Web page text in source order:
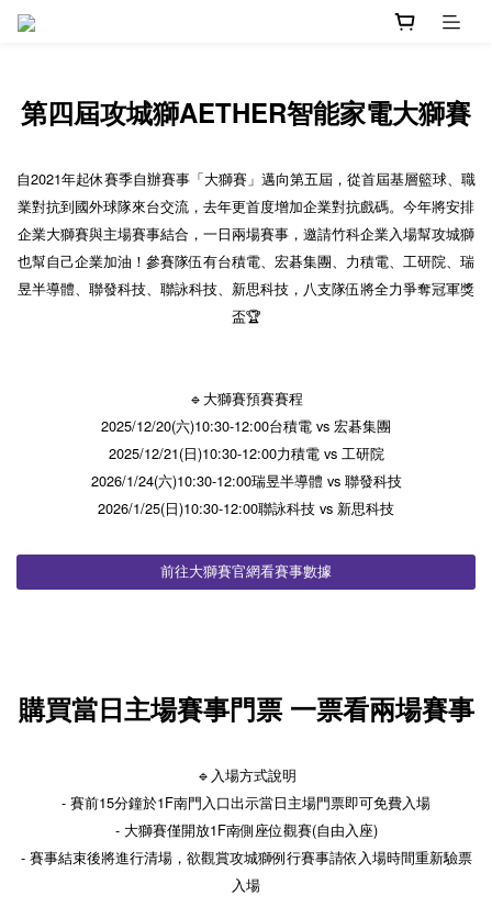
第四屆攻城獅AETHER智能家電大獅賽
自2021年起休賽季自辦賽事「大獅賽」邁向第五屆，從首屆基層籃球、職
業對抗到國外球隊來台交流，去年更首度增加企業對抗戲碼。今年將安排
企業大獅賽與主場賽事結合，一日兩場賽事，邀請竹科企業入場幫攻城獅
也幫自己企業加油！參賽隊伍有台積電、宏碁集團、力積電、工研院、瑞
昱半導體、聯發科技、聯詠科技、新思科技，八支隊伍將全力爭奪冠軍獎
盃🏆
🔹大獅賽預賽賽程
2025/12/20(六)10:30-12:00台積電 vs 宏碁集團
2025/12/21(日)10:30-12:00力積電 vs 工研院
2026/1/24(六)10:30-12:00瑞昱半導體 vs 聯發科技
2026/1/25(日)10:30-12:00聯詠科技 vs 新思科技
前往大獅賽官網看賽事數據
購買當日主場賽事門票 一票看兩場賽事
🔹入場方式說明
- 賽前15分鐘於1F南門入口出示當日主場門票即可免費入場
- 大獅賽僅開放1F南側座位觀賽(自由入座)
- 賽事結束後將進行清場，欲觀賞攻城獅例行賽事請依入場時間重新驗票
入場